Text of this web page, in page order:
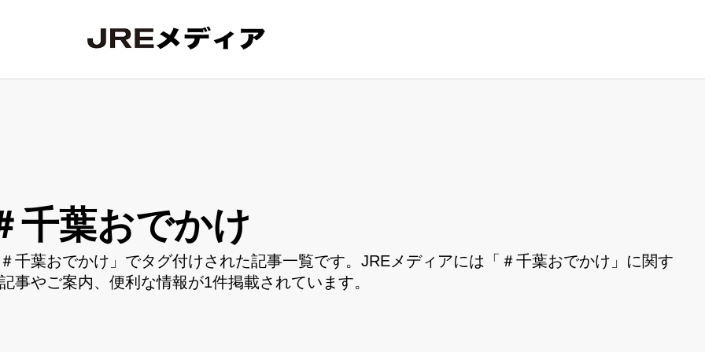
千葉おでかけ
千葉おでかけ」でタグ付けされた記事一覧です。JREメディアには「＃千葉おでかけ」に関す
事やご案内、便利な情報が1件掲載されています。